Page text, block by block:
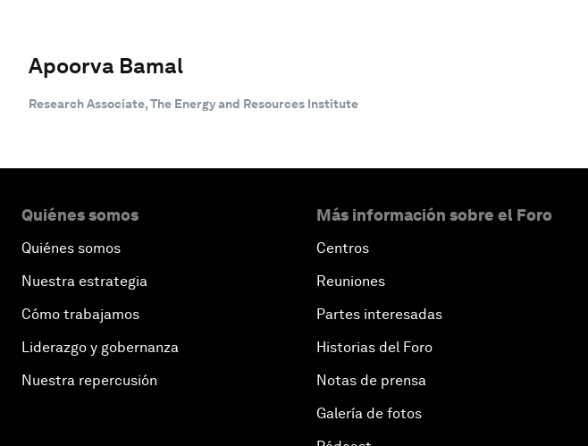
Apoorva Bamal
Research Associate, The Energy and Resources Institute
Quiénes somos
Quiénes somos
Nuestra estrategia
Cómo trabajamos
Liderazgo y gobernanza
Nuestra repercusión
Más información sobre el Foro
Centros
Reuniones
Partes interesadas
Historias del Foro
Notas de prensa
Galería de fotos